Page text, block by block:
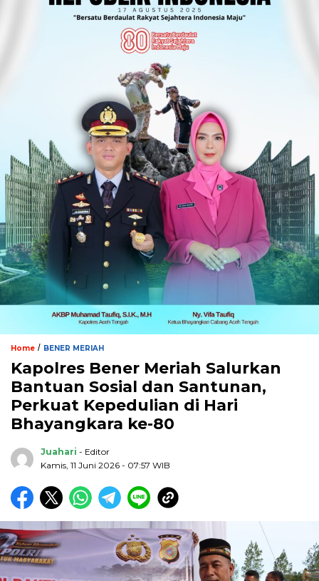
Home / BENER MERIAH
Kapolres Bener Meriah Salurkan
Bantuan Sosial dan Santunan,
Perkuat Kepedulian di Hari
Bhayangkara ke-80
Juahari - Editor
Kamis, 11 Juni 2026 - 07:57 WIB